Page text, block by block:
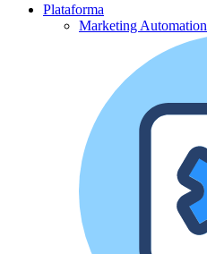
Plataforma
Marketing Automation